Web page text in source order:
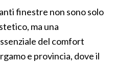
finestre non sono solo
ma una
del comfort
e provincia, dove il